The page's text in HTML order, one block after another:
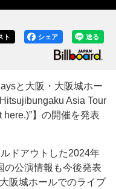
送る
シェア
ト
と大阪・大阪城ホー
Asia Tour
here.)”】の開催を発表
ドアウトした2024年
の公演情報も今後発表
阪城ホールでのライブ